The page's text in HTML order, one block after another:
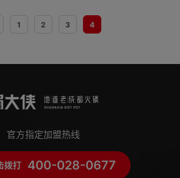
1 2 3 4
官方指定加盟热线
拨打 400-028-0677